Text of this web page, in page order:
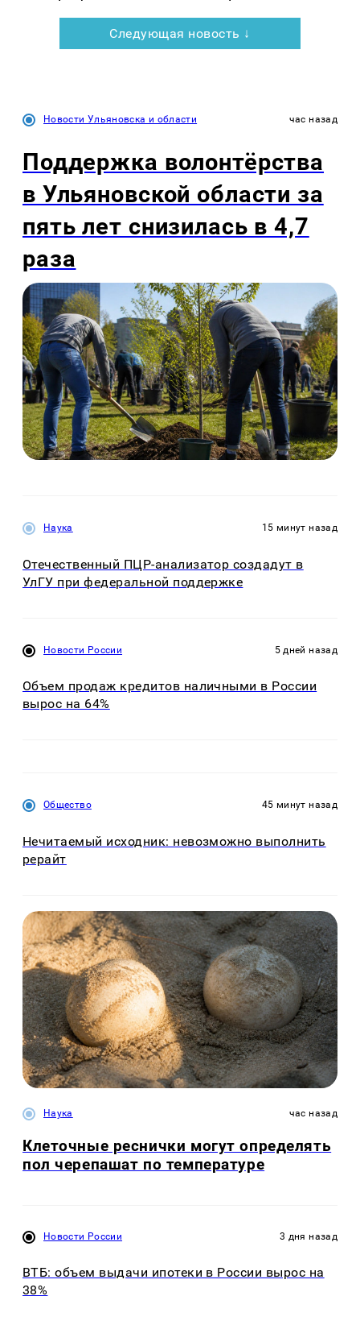
Следующая новость ↓
Новости Ульяновска и области час назад
Поддержка волонтёрства
в Ульяновской области за
пять лет снизилась в 4,7
раза
Наука 15 минут назад
Отечественный ПЦР-анализатор создадут в
УлГУ при федеральной поддержке
Новости России 5 дней назад
Объем продаж кредитов наличными в России
вырос на 64%
Общество 45 минут назад
Нечитаемый исходник: невозможно выполнить
рерайт
Наука час назад
Клеточные реснички могут определять
пол черепашат по температуре
Новости России 3 дня назад
ВТБ: объем выдачи ипотеки в России вырос на
38%